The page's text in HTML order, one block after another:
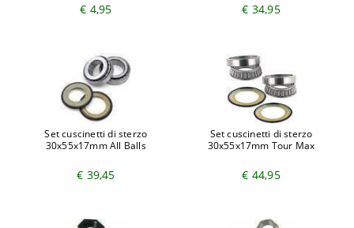
€ 4,95 € 34,95
Set cuscinetti di sterzo
30x55x17mm All Balls
€ 39,45
Set cuscinetti di sterzo
30x55x17mm Tour Max
€ 44,95